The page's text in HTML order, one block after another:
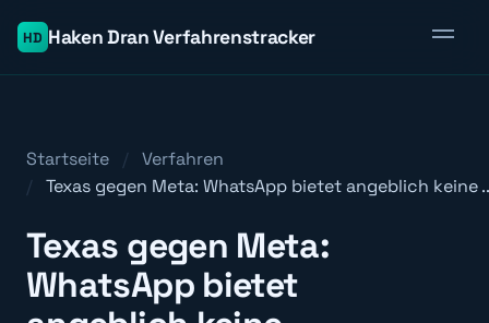
HD Haken Dran Verfahrenstracker
Startseite
Verfahren
Texas gegen Meta: WhatsApp bietet angeblich keine
Texas gegen Meta:
WhatsApp bietet